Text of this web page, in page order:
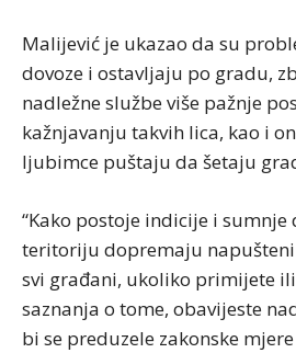
Malijević je ukazao da su
dovoze i ostavljaju po gradu,
nadležne službe više pažnje
kažnjavanju takvih lica, kao i
ljubimce puštaju da šetaju
“Kako postoje indicije i sumnje
teritoriju dopremaju
svi građani, ukoliko primijete
saznanja o tome, obavijeste
bi se preduzele zakonske